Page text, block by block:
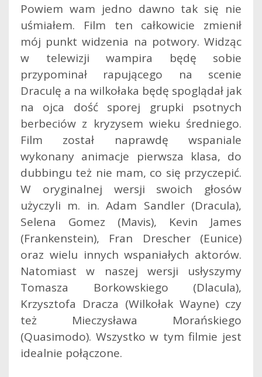
Powiem wam jedno dawno tak się nie
uśmiałem. Film ten całkowicie zmienił
mój punkt widzenia na potwory. Widząc
w telewizji wampira będę sobie
przypominał rapującego na scenie
Draculę a na wilkołaka będę spoglądał jak
na ojca dość sporej grupki psotnych
berbeciów z kryzysem wieku średniego.
Film został naprawdę wspaniale
wykonany animacje pierwsza klasa, do
dubbingu też nie mam, co się przyczepić.
W oryginalnej wersji swoich głosów
użyczyli m. in. Adam Sandler (Dracula),
Selena Gomez (Mavis), Kevin James
(Frankenstein), Fran Drescher (Eunice)
oraz wielu innych wspaniałych aktorów.
Natomiast w naszej wersji usłyszymy
Tomasza Borkowskiego (Dlacula),
Krzysztofa Dracza (Wilkołak Wayne) czy
też Mieczysława Morańskiego
(Quasimodo). Wszystko w tym filmie jest
idealnie połączone.